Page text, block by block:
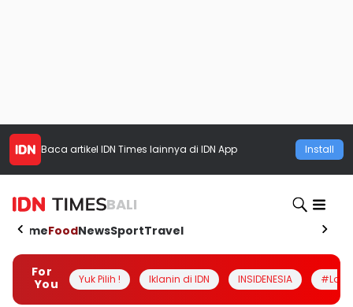
Baca artikel IDN Times lainnya di IDN App Install
BALI
HomeFoodNewsSportTravel
For
You
Yuk Pilih ! Iklanin di IDN INSIDENESIA